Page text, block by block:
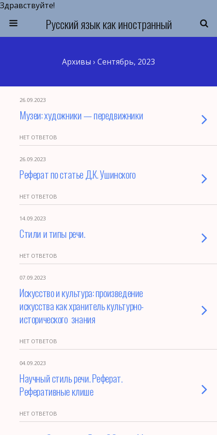
Здравствуйте!
Русский язык как иностранный
Архивы › Сентябрь, 2023
26.09.2023
Музеи: художники — передвижники
НЕТ ОТВЕТОВ
26.09.2023
Реферат по статье Д.К. Ушинского
НЕТ ОТВЕТОВ
14.09.2023
Стили и типы речи.
НЕТ ОТВЕТОВ
07.09.2023
Искусство и культура: произведение
искусства как хранитель культурно-
исторического знания
НЕТ ОТВЕТОВ
04.09.2023
Научный стиль речи. Реферат.
Реферативные клише
НЕТ ОТВЕТОВ